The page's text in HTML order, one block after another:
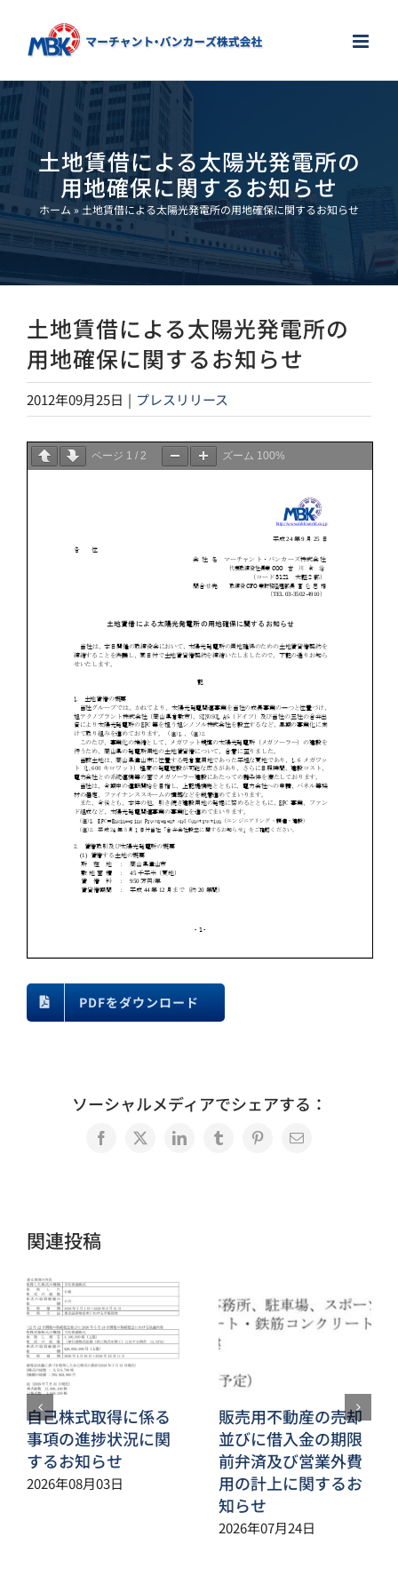
content
土地賃借による太陽光発電所の
用地確保に関するお知らせ
ホーム » 土地賃借による太陽光発電所の用地確保に関するお知らせ
土地賃借による太陽光発電所の
用地確保に関するお知らせ
2012年09月25日 | プレスリリース
ページ 1 / 2 ズーム 100%
PDFをダウンロード
ソーシャルメディアでシェアする：
Facebook
X LinkedInTumblrPinterest
電
関連投稿
自己株式取得に係る
事項の進捗状況に関
するお知らせ
2026年08月03日
販売用不動産の売却
並びに借入金の期限
前弁済及び営業外費
用の計上に関するお
知らせ
2026年07月24日